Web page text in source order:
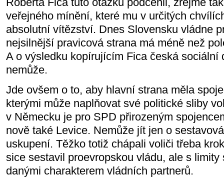
veřejného mínění, které mu v určitých
absolutní vítězství. Dnes Slovensku vládne
nejsilnější pravicová strana má méně než
A o výsledku kopírujícím Fica česká sociální
nemůže.
Jde ovšem o to, aby hlavní strana měla
kterými může naplňovat své politické sliby
v Německu je pro SPD přirozeným
nově také Levice. Nemůže jít jen o
uskupení. Těžko totiž chápali voliči třeba
sice sestavil proevropskou vládu, ale s
danými charakterem vládních partnerů.